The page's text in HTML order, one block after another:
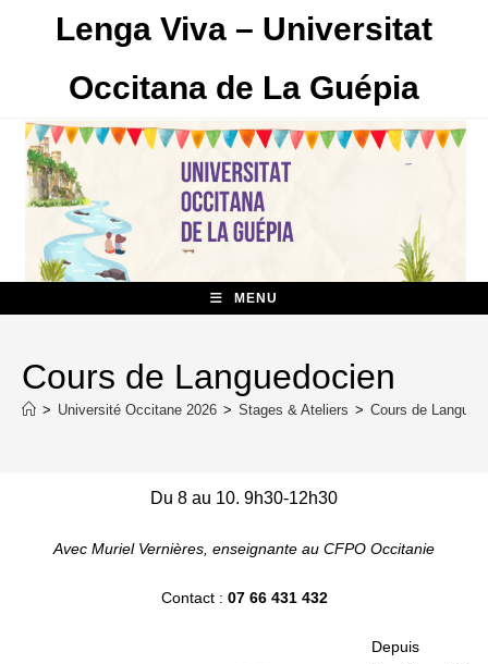
Lenga Viva – Universitat
Occitana de La Guépia
MENU
Cours de Languedocien
> Université Occitane 2026 > Stages & Ateliers > Cours de
Du 8 au 10. 9h30-12h30
Avec Muriel Vernières, enseignante au CFPO Occitanie
Contact : 07 66 431 432
Depuis